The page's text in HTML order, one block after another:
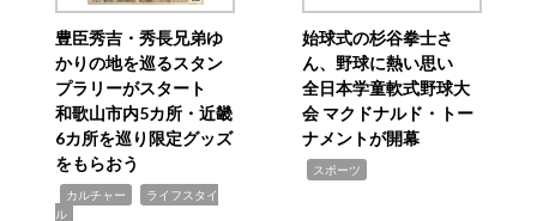
豊臣秀吉・秀長兄弟ゆ
かりの地を巡るスタン
プラリーがスタート
和歌山市内5カ所・近畿
6カ所を巡り限定グッズ
をもらおう
カルチャー
ライフスタイ
ル
始球式の杉谷拳士さ
ん、野球に熱い思い
全日本学童軟式野球大
会 マクドナルド・トー
ナメントが開幕
スポーツ